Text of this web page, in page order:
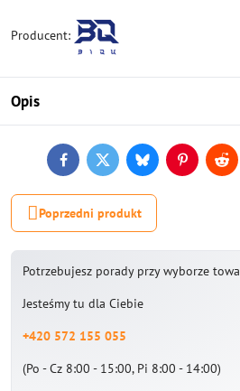
Producent:
Opis
FacebookTwitterBlueskyPinterest
Poprzedni produkt
Potrzebujesz porady przy wyborze
Jesteśmy tu dla Ciebie
+420 572 155 055
(Po - Cz 8:00 - 15:00, Pi 8:00 - 14:00)